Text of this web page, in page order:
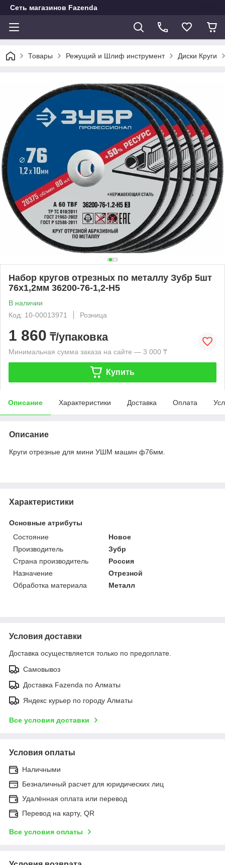
Сеть магазинов Fazenda
Товары Режущий и Шлиф инструмент Диски Круги
Набор кругов отрезных по металлу Зубр 5шт
76х1,2мм 36200-76-1,2-Н5
В наличии
Код: 10-00013971
Розница
1 860 ₸/упаковка
Минимальная сумма заказа на сайте — 3 000 ₸
Купить
Описание Характеристики Доставка Оплата
Описание
Круги отрезные для мини УШМ машин ф76мм.
Характеристики
Основные атрибуты
Состояние
Новое
Производитель
Зубр
Страна производитель
Россия
Назначение
Отрезной
Обработка материала
Металл
Условия доставки
Доставка осуществляется только по предоплате.
Самовывоз
Доставка Fazenda по Алматы
Яндекс курьер по городу Алматы
Все условия доставки
Условия оплаты
Наличными
Безналичный расчет для юридических лиц
Удалённая оплата или перевод
Перевод на карту, QR
Все условия оплаты